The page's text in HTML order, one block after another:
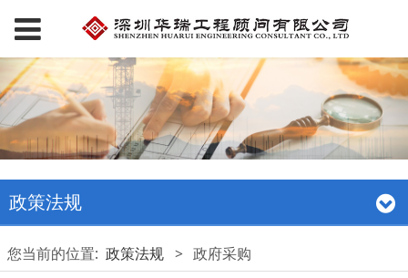
政策法规
您当前的位置: 政策法规 > 政府采购